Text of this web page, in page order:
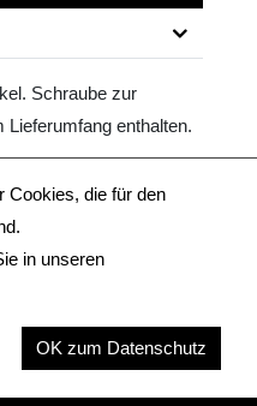
Schraube zur
Lieferumfang enthalten.
Cookies, die für den
in unseren
OK zum Datenschutz